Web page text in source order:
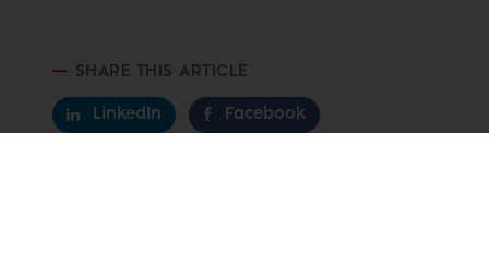
SHARE THIS ARTICLE
LinkedIn Facebook